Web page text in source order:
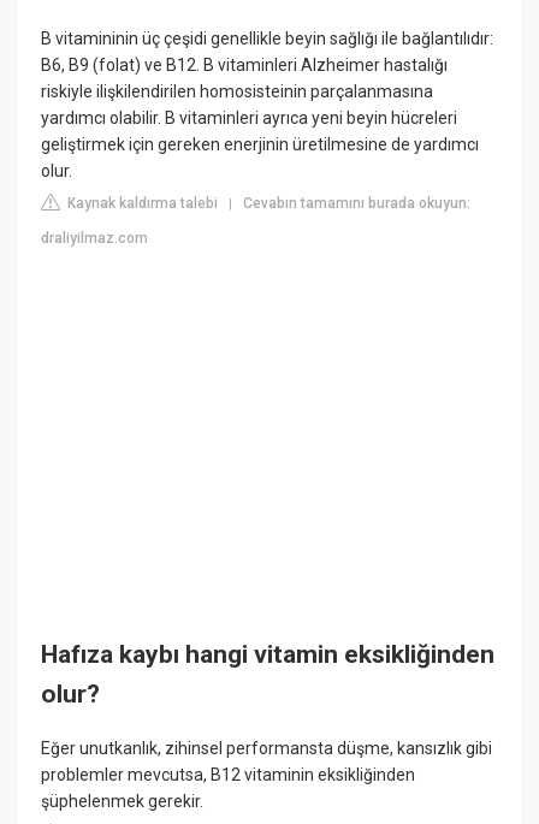
B vitamininin üç çeşidi genellikle beyin sağlığı ile bağlantılıdır:
B6, B9 (folat) ve B12. B vitaminleri Alzheimer hastalığı
riskiyle ilişkilendirilen homosisteinin parçalanmasına
yardımcı olabilir. B vitaminleri ayrıca yeni beyin hücreleri
geliştirmek için gereken enerjinin üretilmesine de yardımcı
olur.
Kaynak kaldırma talebi |Cevabın tamamını burada okuyun:
draliyilmaz.com
Hafıza kaybı hangi vitamin eksikliğinden
olur?
Eğer unutkanlık, zihinsel performansta düşme, kansızlık gibi
problemler mevcutsa, B12 vitaminin eksikliğinden
şüphelenmek gerekir.